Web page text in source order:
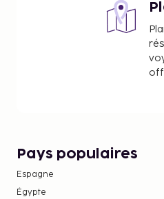
Conformément
espèces
1000 EUR. Pour
aux coordonnées
Des frais
Pays populaires
Espagne
Égypte